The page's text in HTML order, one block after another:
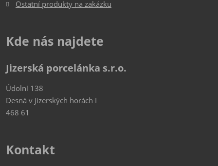
Ostatní produkty na zakázku
Kde nás najdete
Jizerská porcelánka s.r.o.
Údolní 138
Desná v Jizerských horách I
468 61
Kontakt